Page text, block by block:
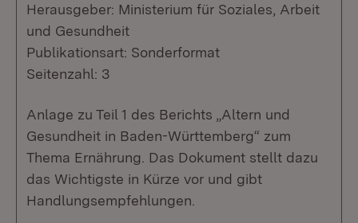
Herausgeber: Ministerium für Soziales, Arbeit
und Gesundheit
Publikationsart: Sonderformat
Seitenzahl: 3
Anlage zu Teil 1 des Berichts „Altern und
Gesundheit in Baden-Württemberg“ zum
Thema Ernährung. Das Dokument stellt dazu
das Wichtigste in Kürze vor und gibt
Handlungsempfehlungen.